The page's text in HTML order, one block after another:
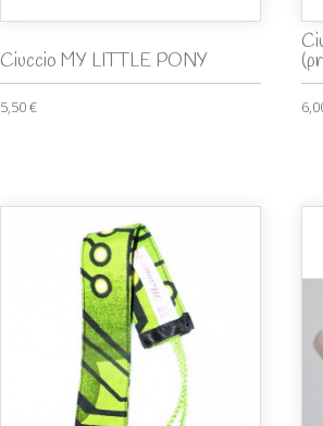
Ciuccio MY LITTLE PONY
5,50 €